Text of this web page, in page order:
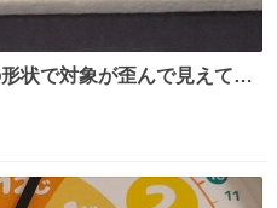
状で対象が歪んで見えてし
ない状態で観察しやすいよ
ると前に科博の先生から教